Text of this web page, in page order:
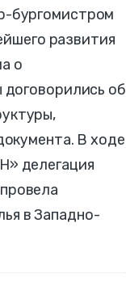
бургомистром
развития
о
договорились об
В ходе
делегация
в Западно-